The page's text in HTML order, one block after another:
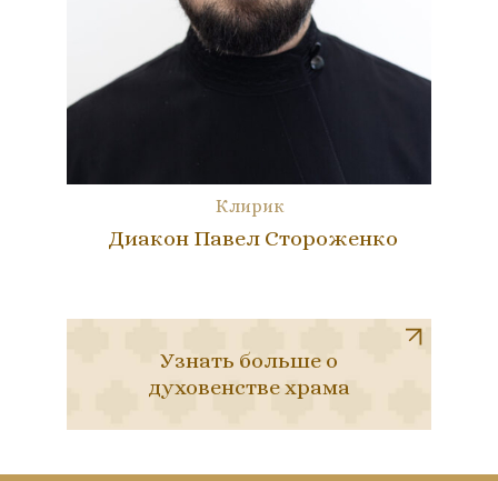
Клирик
Диакон Павел Стороженко
Узнать больше о
духовенстве храма